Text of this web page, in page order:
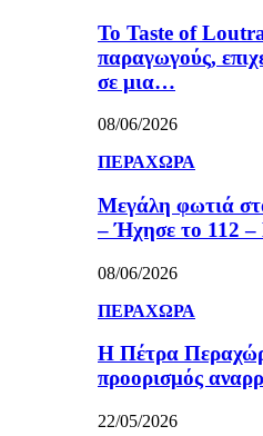
Το Taste of
παραγωγούς,
σε μια…
08/06/2026
ΠΕΡΑΧΩΡΑ
Μεγάλη φωτιά
– Ήχησε το 112 –
08/06/2026
ΠΕΡΑΧΩΡΑ
Η Πέτρα
προορισμός
22/05/2026